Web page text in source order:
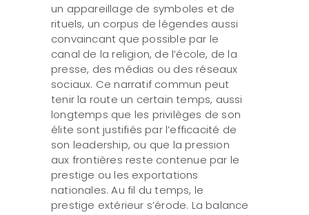
un appareillage de symboles et de
rituels, un corpus de légendes aussi
convaincant que possible par le
canal de la religion, de l’école, de la
presse, des médias ou des réseaux
sociaux. Ce narratif commun peut
tenir la route un certain temps, aussi
longtemps que les privilèges de son
élite sont justifiés par l’efficacité de
son leadership, ou que la pression
aux frontières reste contenue par le
prestige ou les exportations
nationales. Au fil du temps, le
prestige extérieur s’érode. La balance